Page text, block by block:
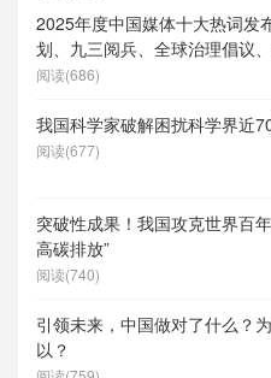
2025年度中国媒体十大热词发
划、九三阅兵、全球治理倡议
度求索）、人形机器人、苏超、
阅读(686)
我国科学家破解困扰科学界近
阅读(677)
突破性成果！我国攻克世界百
高碳排放”
阅读(740)
引领未来，中国做对了什么？
以？